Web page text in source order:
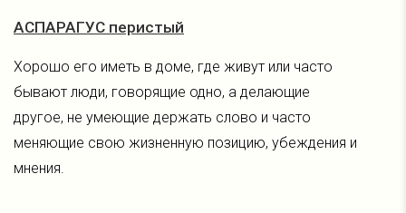
АСПАРАГУС перистый
Хорошо его иметь в доме, где живут или часто
бывают люди, говорящие одно, а делающие
другое, не умеющие держать слово и часто
меняющие свою жизненную позицию, убеждения и
мнения.